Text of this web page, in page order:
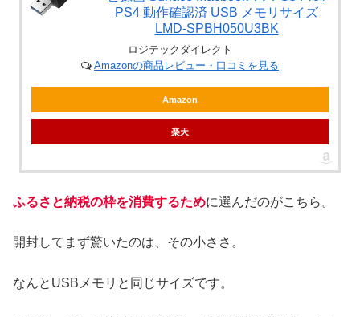
PS4 動作確認済 USB メモリサイズ
LMD-SPBH050U3BK
ロジテックダイレクト
Amazonの商品レビュー・口コミを見る
Amazon
楽天
ふるさと納税の枠を消費するために選んだのがこちら。
開封してまず驚いたのは、その小ささ。
なんとUSBメモリと同じサイズです。